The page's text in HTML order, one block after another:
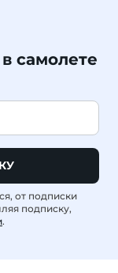
самолете
от подписки
подписку,
.